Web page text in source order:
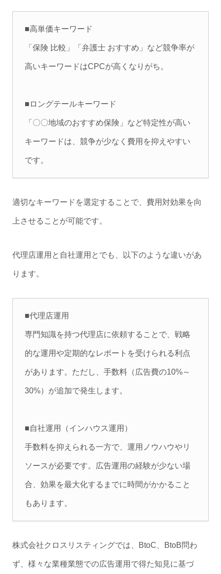
■高単価キーワード
「保険 比較」「弁護士 おすすめ」など競争率が
高いキーワードはCPCが高くなりがち。
■ロングテールキーワード
「〇〇地域のおすすめ保険」など特定性が高い
キーワードは、競争が少なく費用を抑えやすい
です。
適切なキーワードを選定することで、費用対効果を向
上させることが可能です。
代理店運用と自社運用とでも、以下のような違いがあ
ります。
■代理店運用
専門知識を持つ代理店に依頼することで、戦略
的な運用や定期的なレポートを受けられる利点
があります。ただし、手数料（広告費の10%～
30%）が追加で発生します。
■自社運用（インハウス運用）
手数料を抑えられる一方で、運用ノウハウやリ
ソースが必要です。広告運用の経験が少ない場
合、効果を最大化するまでに時間がかかること
もあります。
株式会社クロスリスティングでは、BtoC、BtoB問わ
ず、様々な業種業態での広告運用で得た知見に基づ